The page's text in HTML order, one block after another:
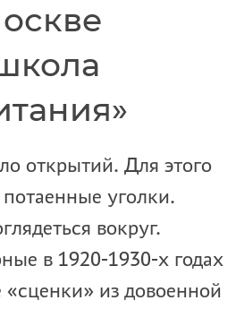
открытий. Для этого
потаенные уголки.
вокруг.
в 1920-1930-х годах
из довоенной